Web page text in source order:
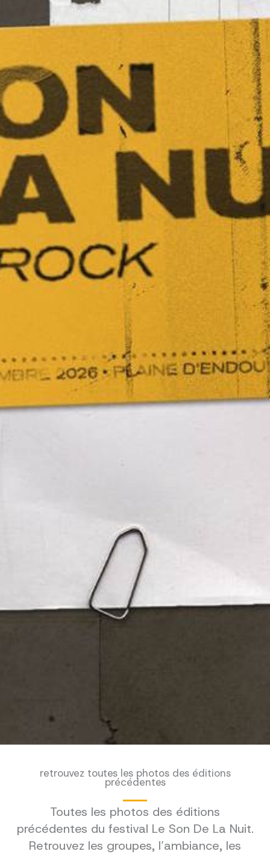
retrouvez toutes les photos des éditions
précédentes
Toutes les photos des éditions
précédentes du festival Le Son De La Nuit.
Retrouvez les groupes, l’ambiance, les